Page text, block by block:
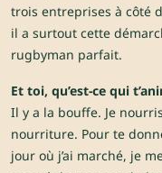
trois entreprises à côté
il a surtout cette
rugbyman parfait.
Et toi, qu’est-ce qui
Il y a la bouffe. Je
nourriture. Pour te
jour où j’ai marché, je